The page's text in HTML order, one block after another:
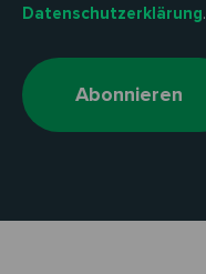
Datenschutzerklärung.
Abonnieren